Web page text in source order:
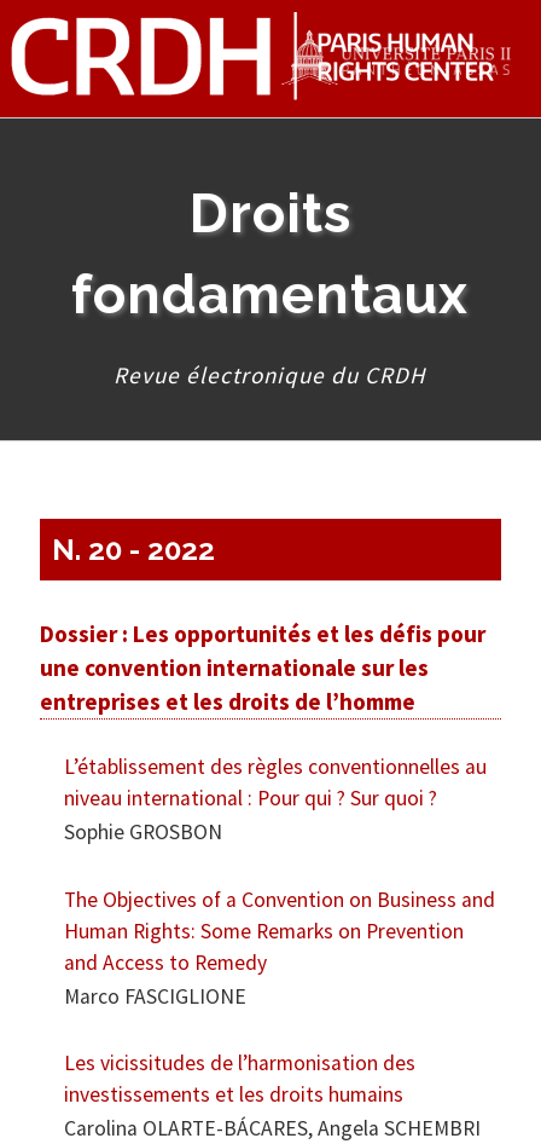
Droits
fondamentaux
Revue électronique du CRDH
N. 20 - 2022
Dossier : Les opportunités et les défis pour
une convention internationale sur les
entreprises et les droits de l’homme
L’établissement des règles conventionnelles au
niveau international : Pour qui ? Sur quoi ?
Sophie GROSBON
The Objectives of a Convention on Business and
Human Rights: Some Remarks on Prevention
and Access to Remedy
Marco FASCIGLIONE
Les vicissitudes de l’harmonisation des
investissements et les droits humains
Carolina OLARTE-BÁCARES, Angela SCHEMBRI